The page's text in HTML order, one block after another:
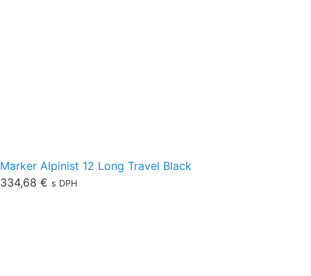
Marker Alpinist 12 Long Travel Black
334,68 € s DPH